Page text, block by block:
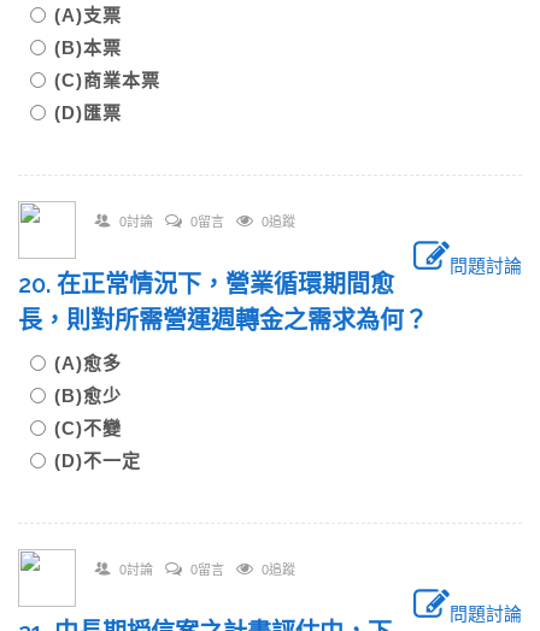
(A)支票
(B)本票
(C)商業本票
(D)匯票
0討論 0留言 0追蹤
問題討論
20. 在正常情況下，營業循環期間愈
長，則對所需營運週轉金之需求為何？
(A)愈多
(B)愈少
(C)不變
(D)不一定
0討論 0留言 0追蹤
問題討論